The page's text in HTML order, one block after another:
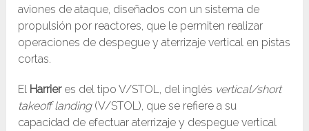
aviones de ataque, diseñados con un sistema de
propulsión por reactores, que le permiten realizar
operaciones de despegue y aterrizaje vertical en pistas
cortas.
El Harrieres del tipo V/STOL, del inglés vertical/short
takeoff landing (V/STOL), que se refiere a su
capacidad de efectuar aterrizaje y despegue vertical